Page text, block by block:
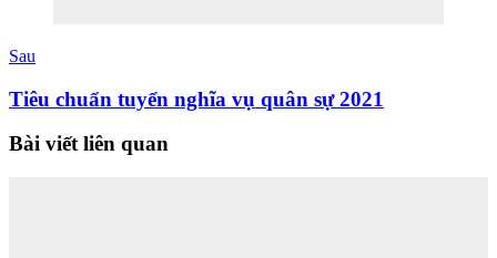
Sau
Tiêu chuẩn tuyển nghĩa vụ quân sự 2021
Bài viết liên quan